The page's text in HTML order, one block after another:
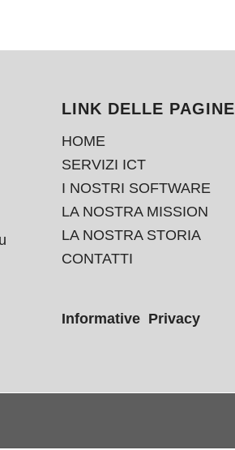
LINK DELLE PAGINE
HOME
SERVIZI ICT
I NOSTRI SOFTWARE
LA NOSTRA MISSION
LA NOSTRA STORIA
CONTATTI
Informative Privacy